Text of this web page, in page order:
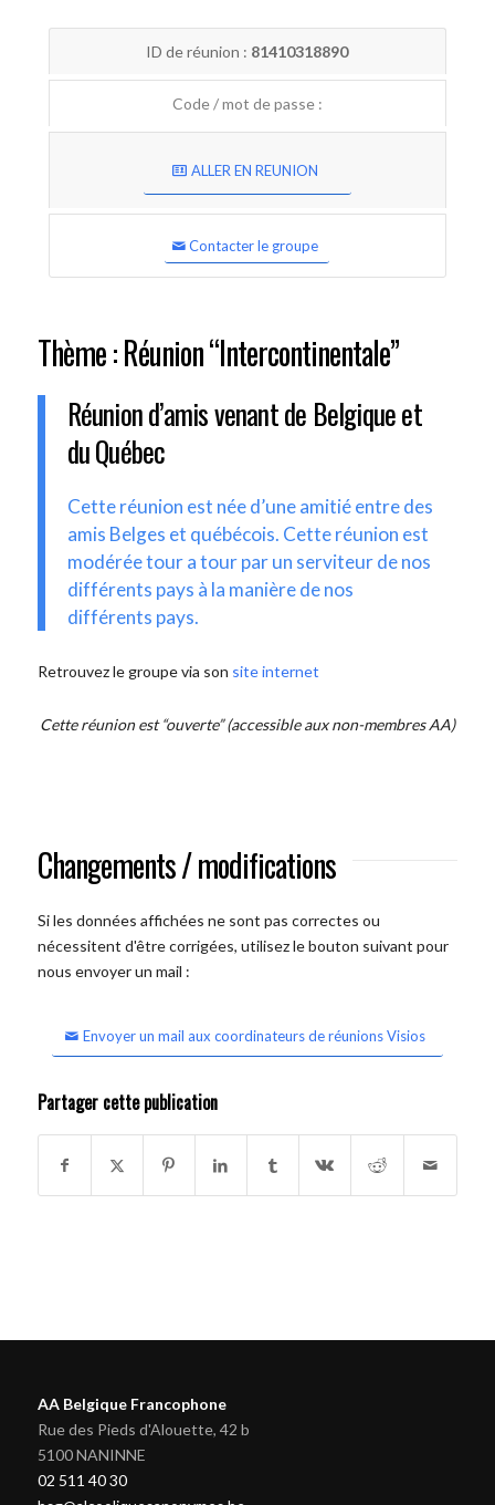
ID de réunion : 81410318890
Code / mot de passe :
ALLER EN REUNION
Contacter le groupe
Thème : Réunion “Intercontinentale”
Réunion d’amis venant de Belgique et
du Québec
Cette réunion est née d’une amitié entre des
amis Belges et québécois. Cette réunion est
modérée tour a tour par un serviteur de nos
différents pays à la manière de nos
différents pays.
Retrouvez le groupe via son site internet
Cette réunion est “ouverte” (accessible aux non-membres AA)
Changements / modifications
Si les données affichées ne sont pas correctes ou
nécessitent d'être corrigées, utilisez le bouton suivant pour
nous envoyer un mail :
Envoyer un mail aux coordinateurs de réunions Visios
Partager cette publication
AA Belgique Francophone
Rue des Pieds d'Alouette, 42 b
5100 NANINNE
02 511 40 30